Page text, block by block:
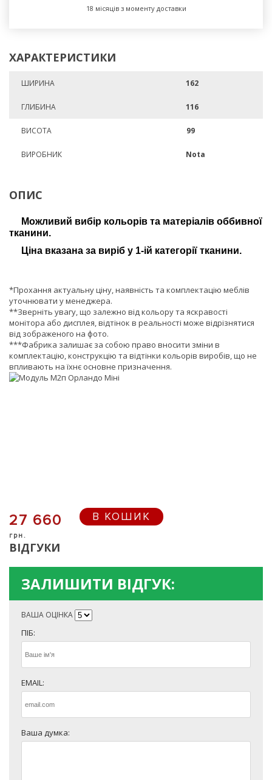
18 місяців з моменту доставки
ХАРАКТЕРИСТИКИ
ШИРИНА 162
ГЛИБИНА 116
ВИСОТА 99
ВИРОБНИК Nota
ОПИС
Можливий вибір кольорів та матеріалів оббивної
тканини.
Ціна вказана за виріб у 1-ій категорії тканини.
*Прохання актуальну ціну, наявність та комплектацію меблів
уточнювати у менеджера.
**Зверніть увагу, що залежно від кольору та яскравості
монітора або дисплея, відтінок в реальності може відрізнятися
від зображеного на фото.
***Фабрика залишає за собою право вносити зміни в
комплектацію, конструкцію та відтінки кольорів виробів, що не
впливають на їхнє основне призначення.
27 660
грн.
В КОШИК
ВІДГУКИ
ЗАЛИШИТИ ВІДГУК:
ВАША ОЦІНКА
ПІБ:
EMAIL:
Ваша думка: